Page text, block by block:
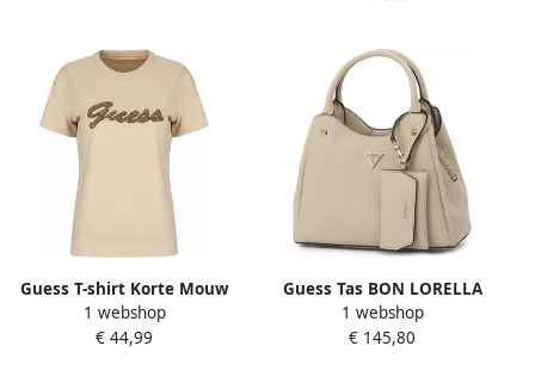
Guess T-shirt Korte Mouw
SS CN BEADS SCRIPT TEE
1 webshop
€ 44,99
Guess Tas BON LORELLA
SMALL TOTE
1 webshop
€ 145,80